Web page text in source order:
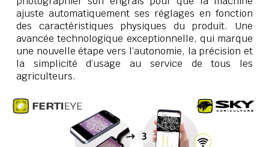
ajuste automatiquement ses réglages en fonction
des caractéristiques physiques du produit. Une
avancée technologique exceptionnelle, qui marque
une nouvelle étape vers l’autonomie, la précision et
la simplicité d’usage au service de tous les
agriculteurs.